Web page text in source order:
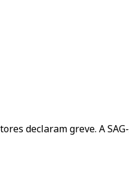
declaram greve. A